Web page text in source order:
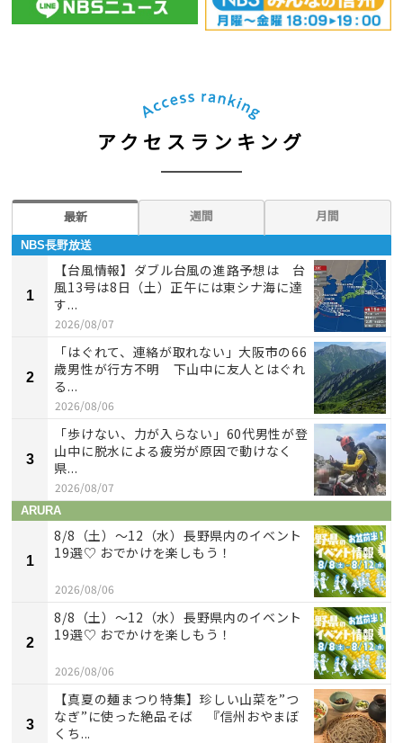
アクセスランキング
最新 週間 月間
NBS長野放送
1
【台風情報】ダブル台風の進路予想は 台
風13号は8日（土）正午には東シナ海に達
す...
2026/08/07
2
「はぐれて、連絡が取れない」大阪市の66
歳男性が行方不明 下山中に友人とはぐれ
る...
2026/08/06
3
「歩けない、力が入らない」60代男性が登
山中に脱水による疲労が原因で動けなく
県...
2026/08/07
ARURA
1
8/8（土）〜12（水）長野県内のイベント
19選♡ おでかけを楽しもう！
2026/08/06
2
8/8（土）〜12（水）長野県内のイベント
19選♡ おでかけを楽しもう！
2026/08/06
3
【真夏の麺まつり特集】珍しい山菜を”つ
なぎ”に使った絶品そば 『信州おやまぼ
くち...